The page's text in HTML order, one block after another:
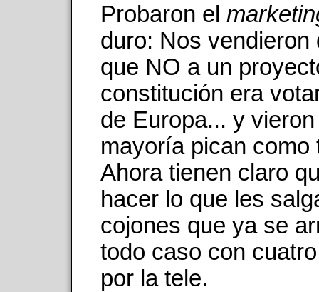
Probaron el
duro: Nos vendieron
que NO a un
constitución era
de Europa... y
mayoría pican como
Ahora tienen claro
hacer lo que les
cojones que ya se
todo caso con
por la tele.